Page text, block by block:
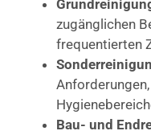
zugänglichen
frequentierten
Bau- und